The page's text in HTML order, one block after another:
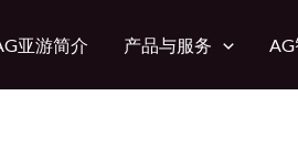
亚游简介 产品与服务